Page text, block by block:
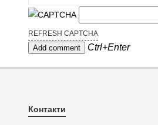
REFRESH CAPTCHA
Ctrl+Enter
Контакти